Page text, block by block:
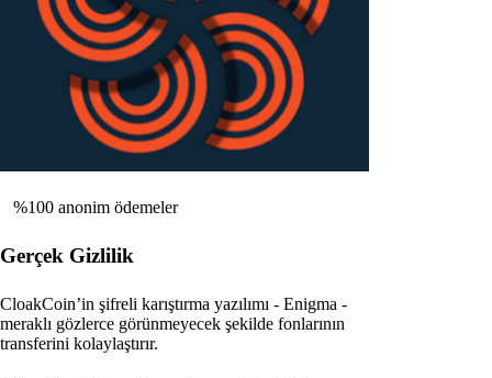
%100 anonim ödemeler
Gerçek Gizlilik
CloakCoin’in şifreli karıştırma yazılımı - Enigma -
meraklı gözlerce görünmeyecek şekilde fonlarının
transferini kolaylaştırır.